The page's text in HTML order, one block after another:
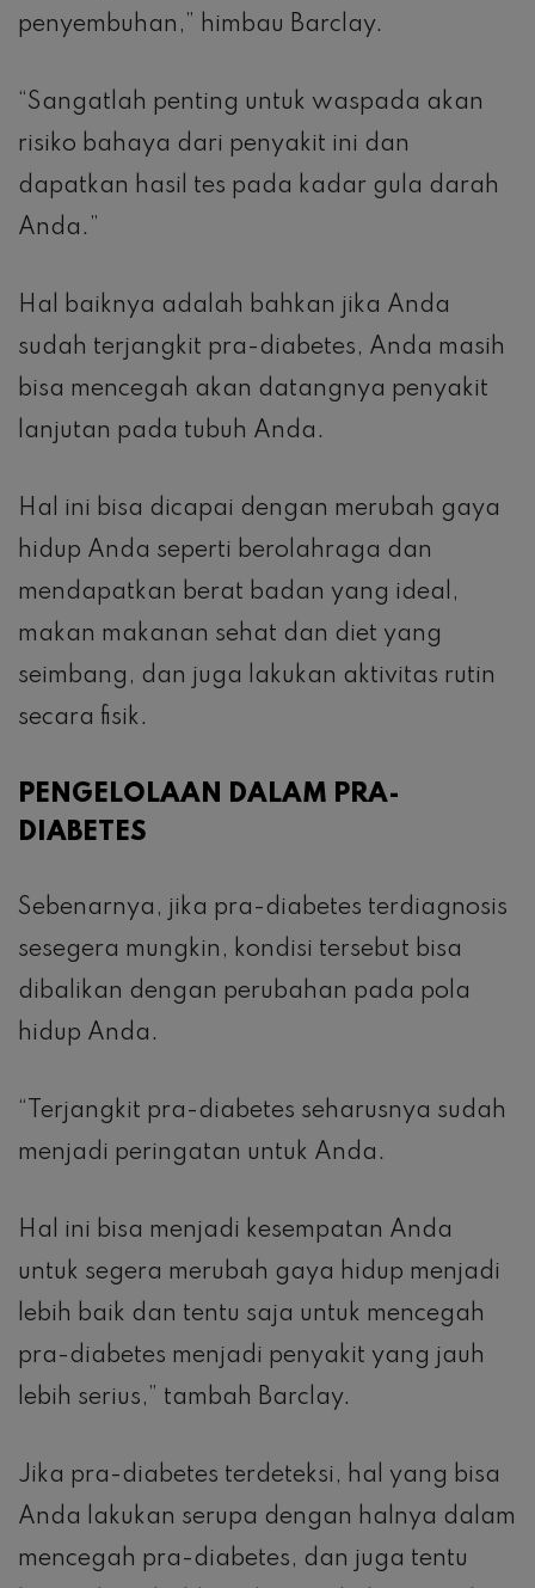
penyembuhan,” himbau Barclay.
“Sangatlah penting untuk waspada akan
risiko bahaya dari penyakit ini dan
dapatkan hasil tes pada kadar gula darah
Anda.”
Hal baiknya adalah bahkan jika Anda
sudah terjangkit pra-diabetes, Anda masih
bisa mencegah akan datangnya penyakit
lanjutan pada tubuh Anda.
Hal ini bisa dicapai dengan merubah gaya
hidup Anda seperti berolahraga dan
mendapatkan berat badan yang ideal,
makan makanan sehat dan diet yang
seimbang, dan juga lakukan aktivitas rutin
secara fisik.
PENGELOLAAN DALAM PRA-
DIABETES
Sebenarnya, jika pra-diabetes terdiagnosis
sesegera mungkin, kondisi tersebut bisa
dibalikan dengan perubahan pada pola
hidup Anda.
“Terjangkit pra-diabetes seharusnya sudah
menjadi peringatan untuk Anda.
Hal ini bisa menjadi kesempatan Anda
untuk segera merubah gaya hidup menjadi
lebih baik dan tentu saja untuk mencegah
pra-diabetes menjadi penyakit yang jauh
lebih serius,” tambah Barclay.
Jika pra-diabetes terdeteksi, hal yang bisa
Anda lakukan serupa dengan halnya dalam
mencegah pra-diabetes, dan juga tentu